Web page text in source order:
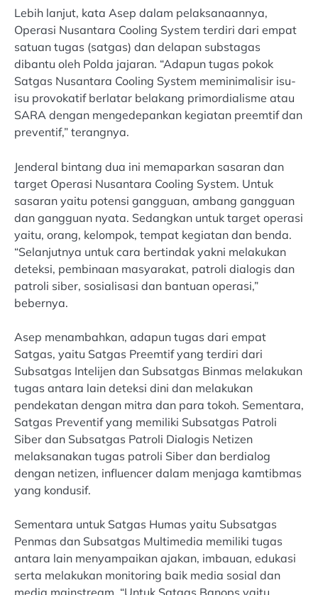
Lebih lanjut, kata Asep dalam pelaksanaannya,
Operasi Nusantara Cooling System terdiri dari empat
satuan tugas (satgas) dan delapan substagas
dibantu oleh Polda jajaran. “Adapun tugas pokok
Satgas Nusantara Cooling System meminimalisir isu-
isu provokatif berlatar belakang primordialisme atau
SARA dengan mengedepankan kegiatan preemtif dan
preventif,” terangnya.
Jenderal bintang dua ini memaparkan sasaran dan
target Operasi Nusantara Cooling System. Untuk
sasaran yaitu potensi gangguan, ambang gangguan
dan gangguan nyata. Sedangkan untuk target operasi
yaitu, orang, kelompok, tempat kegiatan dan benda.
“Selanjutnya untuk cara bertindak yakni melakukan
deteksi, pembinaan masyarakat, patroli dialogis dan
patroli siber, sosialisasi dan bantuan operasi,”
bebernya.
Asep menambahkan, adapun tugas dari empat
Satgas, yaitu Satgas Preemtif yang terdiri dari
Subsatgas Intelijen dan Subsatgas Binmas melakukan
tugas antara lain deteksi dini dan melakukan
pendekatan dengan mitra dan para tokoh. Sementara,
Satgas Preventif yang memiliki Subsatgas Patroli
Siber dan Subsatgas Patroli Dialogis Netizen
melaksanakan tugas patroli Siber dan berdialog
dengan netizen, influencer dalam menjaga kamtibmas
yang kondusif.
Sementara untuk Satgas Humas yaitu Subsatgas
Penmas dan Subsatgas Multimedia memiliki tugas
antara lain menyampaikan ajakan, imbauan, edukasi
serta melakukan monitoring baik media sosial dan
media mainstream. “Untuk Satgas Banops yaitu